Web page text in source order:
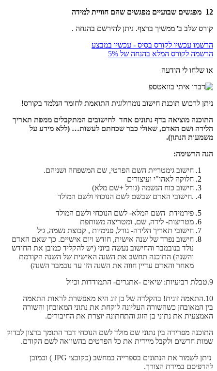
12 מפגשים שבועיים
מפגשים שהם חוויית למידה
קורס שלב ב' ממשיך ברצף. ניתן להירשם בהנחה .
הרשמו עכשיו לקורס בסיס - עכשיו במבצע
הרשמה לקורס המלא בהנחה של 5%
או שלחו לי הודעה
ניתן לרכוש תוכנת חישוב נומרולוגית התואמת לחומר הנלמד בקורס!
התוכנה מוציאה בדף נתונים אחד לחישובים המתקבלים ממפת תאריך
הלידה ושם האדם, שאולי כבר שכחתם לעשות… (ללא מידע על
משמעות הנתון).
הנה הרשימה:
חישוב גימטריית השם הפרטי, שם המשפחה ושניהם.
חלוקה לאהו"י ועיצורים
חישוב כוח הנשמה (גורל +שם מלא)
.חישובי האדם שבשם לשם הנוכחי ולשם המולד
פירמידת השם המלא- לשם הנוכחי ולשם המולד
מטריצות- לידה, שם, ומטריצה משותפת
חישובי תאריך הלידה- גורל, פנימיות , קבוצת נשמה, גיל
חישוב נפרד של שנה אישית, חודש ויום אישיים. כך שאם האדם
נולד בנובמבר והחישוב נעשה ביוני (יש להקליד כמובן את החודש
והשנה) התוכנה תחשב את השנה האישית של השנה הקודמת
מאחר והאדם עדיין חווה את השנה הזו עד נובמבר השנה)
9.טבלת רביעיות: שיאים -אתגרים- התמודדות וכיול
10.התאמה זוגית! בהקלדה של בן זוג היא מאפשרת לראות התאמה
בין המאובחן כשהשורה העליונה לוקחת את נתוני המאובחן והשורה
האמצעית את נתוני בן הזוג והתחתונה יוצרת את החיבורים.
התוכנה מפרידה בין נתוני שם מולד לשם הנוכחי דבר התומך ברצון לבדוק
שמות חדשים ולקבל מיידית את כל הפרטים בהשוואה לשם הקודם.
ניתן לשמור את הנתונים בספרייה במחשב (כקובצי JPG ) וכמובן
להדפיסם במידת הצורך.